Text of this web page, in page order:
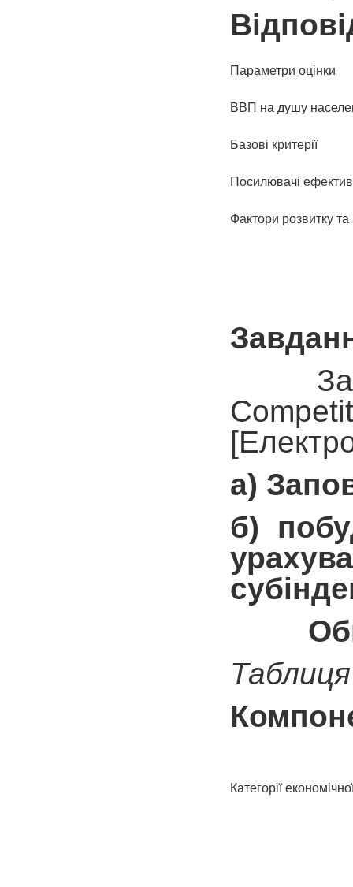
Параметри оцінки
ВВП на душу
Базові критерії
Посилювачі
Фактори розвитку та
За
а)
б)
Категорії